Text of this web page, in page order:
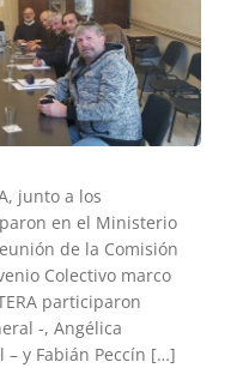
junto a los
en el Ministerio
de la Comisión
Colectivo marco
participaron
-, Angélica
– y Fabián Peccín […]